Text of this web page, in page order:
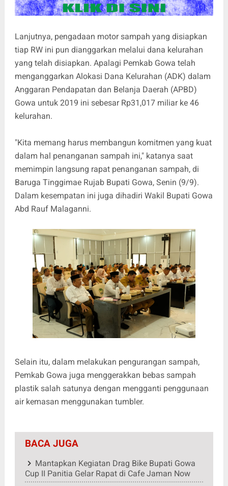
Lanjutnya, pengadaan motor sampah yang disiapkan
tiap RW ini pun dianggarkan melalui dana kelurahan
yang telah disiapkan. Apalagi Pemkab Gowa telah
menganggarkan Alokasi Dana Kelurahan (ADK) dalam
Anggaran Pendapatan dan Belanja Daerah (APBD)
Gowa untuk 2019 ini sebesar Rp31,017 miliar ke 46
kelurahan.
"Kita memang harus membangun komitmen yang kuat
dalam hal penanganan sampah ini," katanya saat
memimpin langsung rapat penanganan sampah, di
Baruga Tinggimae Rujab Bupati Gowa, Senin (9/9).
Dalam kesempatan ini juga dihadiri Wakil Bupati Gowa
Abd Rauf Malaganni.
Selain itu, dalam melakukan pengurangan sampah,
Pemkab Gowa juga menggerakkan bebas sampah
plastik salah satunya dengan mengganti penggunaan
air kemasan menggunakan tumbler.
BACA JUGA
Mantapkan Kegiatan Drag Bike Bupati Gowa
Cup II Panitia Gelar Rapat di Cafe Jaman Now